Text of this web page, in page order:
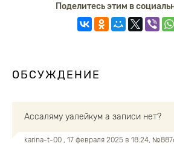
Поделитесь этим в
ОБСУЖДЕНИЕ
Ассаляму уалейкум а записи нет?
karina-t-00 , 17 февраля 2025 в 18:24,